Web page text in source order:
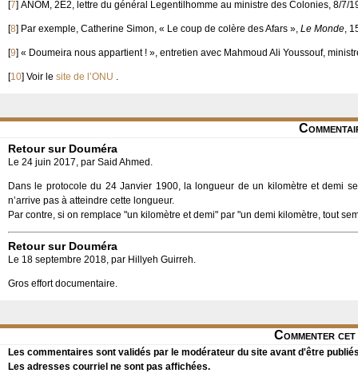
[7] ANOM, 2E2, lettre du général Legentilhomme au ministre des Colonies, 8/7/
[8] Par exemple, Catherine Simon, « Le coup de colère des Afars », Le Monde,
[9] « Doumeira nous appartient ! », entretien avec Mahmoud Ali Youssouf,
[10] Voir le site de l’ONU .
Retour sur Douméra
Le 24 juin 2017, par Said Ahmed.
Dans le protocole du 24 Janvier 1900, la longueur de un kilomètre et demi
n’arrive pas à atteindre cette longueur.
Par contre, si on remplace "un kilomètre et demi" par "un demi kilomètre, tout
Retour sur Douméra
Le 18 septembre 2018, par Hillyeh Guirreh.
Gros effort documentaire.
Commenter
Les commentaires sont validés par le modérateur du site avant d'être
Les adresses courriel ne sont pas affichées.